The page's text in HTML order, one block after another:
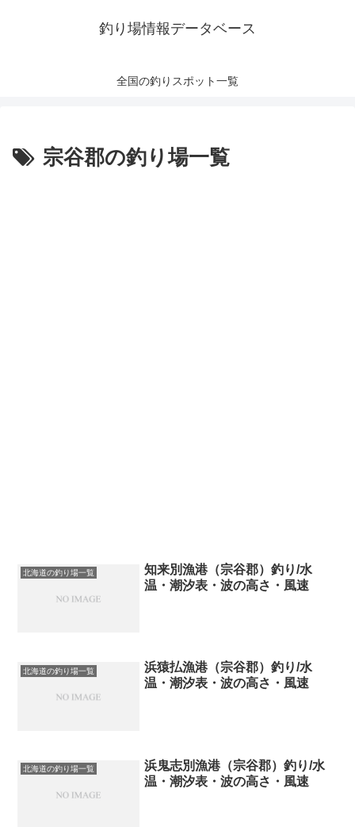
釣り場情報データベース
全国の釣りスポット一覧
宗谷郡の釣り場一覧
北海道の釣り場一覧
知来別漁港（宗谷郡）釣り/水
温・潮汐表・波の高さ・風速
北海道の釣り場一覧
浜猿払漁港（宗谷郡）釣り/水
温・潮汐表・波の高さ・風速
北海道の釣り場一覧
浜鬼志別漁港（宗谷郡）釣り/水
温・潮汐表・波の高さ・風速